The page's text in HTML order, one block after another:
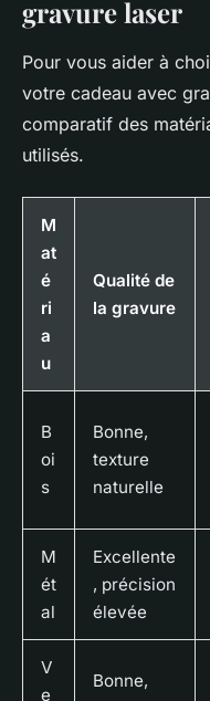
gravure laser
Pour vous aider à
votre cadeau avec
comparatif des
utilisés.
M
at
é
ri
a
u
Qualité de
la gravure
B
oi
s
Bonne,
texture
naturelle
M
ét
al
Excellente
, précision
élevée
V
e
Bonne,